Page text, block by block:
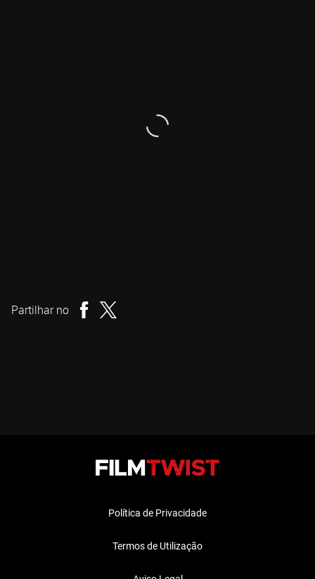
Partilhar no
Política de Privacidade
Termos de Utilização